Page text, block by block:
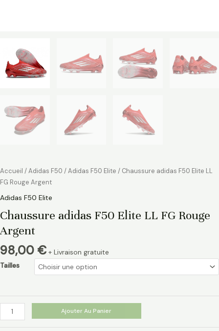
Accueil /Adidas F50 /Adidas F50 Elite / Chaussure adidas F50 Elite LL
FG Rouge Argent
Adidas F50 Elite
Chaussure adidas F50 Elite LL FG Rouge
Argent
98,00 € + Livraison gratuite
Tailles
Ajouter Au Panier